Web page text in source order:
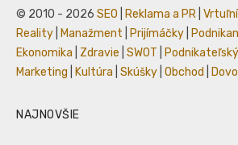
© 2010 - 2026 SEO Reklama a PR
Reality
Manažment Prijímáčky
Ekonomika
Zdravie SWOT
Marketing
Kultúra Skúšky Obchod
NAJNOVŠIE